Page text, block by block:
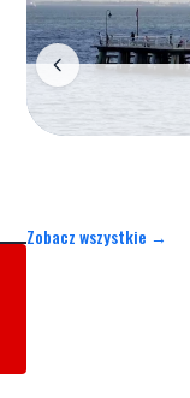
Zobacz wszystkie →